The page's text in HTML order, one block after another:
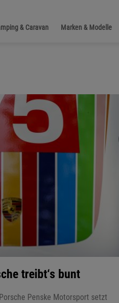
& Caravan Marken & Modelle
treibt‘s bunt
Penske Motorsport setzt